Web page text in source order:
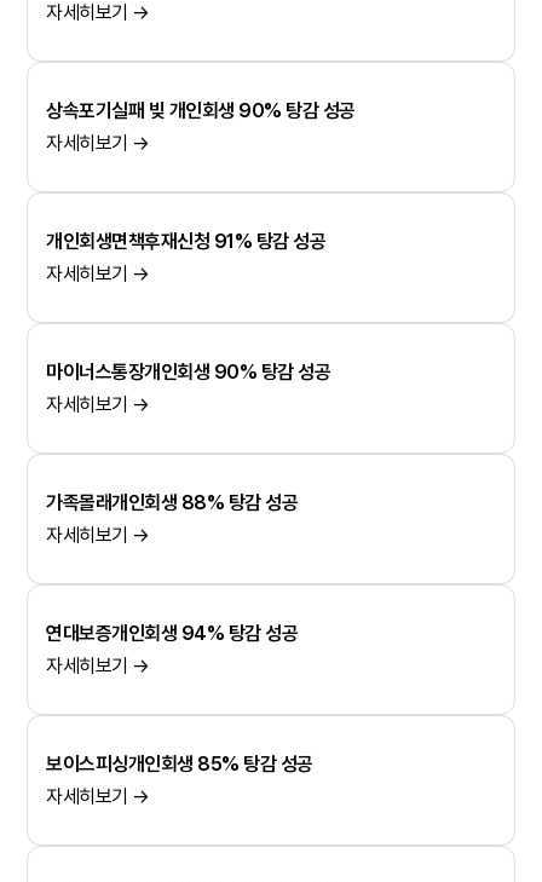
자세히보기 →
상속포기실패 빚 개인회생 90% 탕감 성공
자세히보기 →
개인회생면책후재신청 91% 탕감 성공
자세히보기 →
마이너스통장개인회생 90% 탕감 성공
자세히보기 →
가족몰래개인회생 88% 탕감 성공
자세히보기 →
연대보증개인회생 94% 탕감 성공
자세히보기 →
보이스피싱개인회생 85% 탕감 성공
자세히보기 →